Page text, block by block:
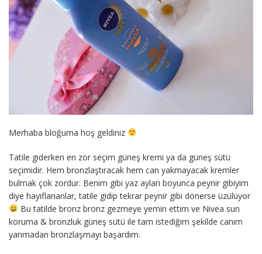
Merhaba bloğuma hoş geldiniz
Tatile giderken en zor seçim güneş kremi ya da güneş sütü
seçimidir. Hem bronzlaştıracak hem can yakmayacak kremler
bulmak çok zordur. Benim gibi yaz ayları boyunca peynir gibiyim
diye hayıflananlar, tatile gidip tekrar peynir gibi dönerse üzülüyor
Bu tatilde bronz bronz gezmeye yemin ettim ve Nivea sun
koruma & bronzluk güneş sütü ile tam istediğim şekilde canım
yanmadan bronzlaşmayı başardım.